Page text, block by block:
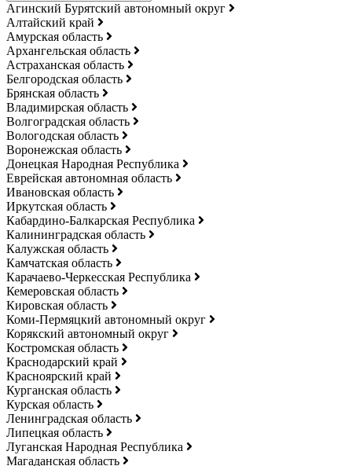
Агинский Бурятский автономный округ
Алтайский край
Амурская область
Архангельская область
Астраханская область
Белгородская область
Брянская область
Владимирская область
Волгоградская область
Вологодская область
Воронежская область
Донецкая Народная Республика
Еврейская автономная область
Ивановская область
Иркутская область
Кабардино-Балкарская Республика
Калининградская область
Калужская область
Камчатская область
Карачаево-Черкесская Республика
Кемеровская область
Кировская область
Коми-Пермяцкий автономный округ
Корякский автономный округ
Костромская область
Краснодарский край
Красноярский край
Курганская область
Курская область
Ленинградская область
Липецкая область
Луганская Народная Республика
Магаданская область